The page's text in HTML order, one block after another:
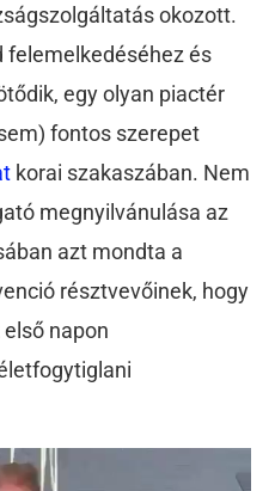
okozott.
felemelkedéséhez és
egy olyan piactér
fontos szerepet
korai szakaszában. Nem
megnyilvánulása az
azt mondta a
résztvevőinek, hogy
napon